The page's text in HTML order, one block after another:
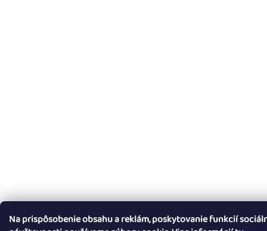
Na prispôsobenie obsahu a reklám, poskytovanie funkcií